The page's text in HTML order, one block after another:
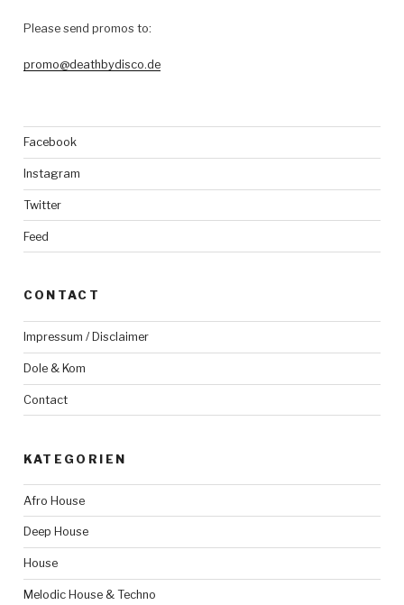
Please send promos to:
promo@deathbydisco.de
Facebook
Instagram
Twitter
Feed
CONTACT
Impressum / Disclaimer
Dole & Kom
Contact
KATEGORIEN
Afro House
Deep House
House
Melodic House & Techno